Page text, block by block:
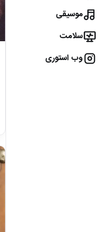
موسیقی
سلامت
وب استوری